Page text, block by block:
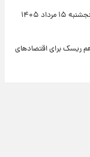
تغییر تند قیمت محصولات ایران‌خودرو و سایپا امروز پنجشنبه ۱۵ مرداد ۱۴۰۵
برای اقتصادهای